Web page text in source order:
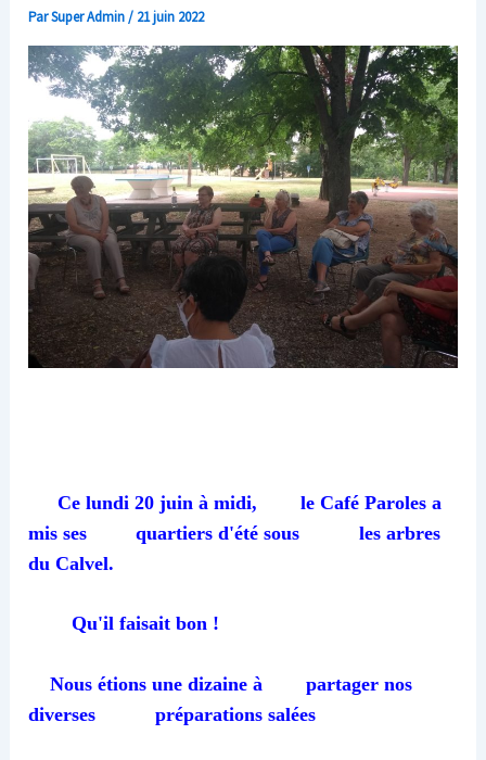
ParSuper Admin/ 21 juin 2022
Ce lundi 20 juin à midi, le Café Paroles a
mis ses quartiers d'été sous les arbres
du Calvel.
Qu'il faisait bon !
Nous étions une dizaine à partager nos
diverses préparations salées